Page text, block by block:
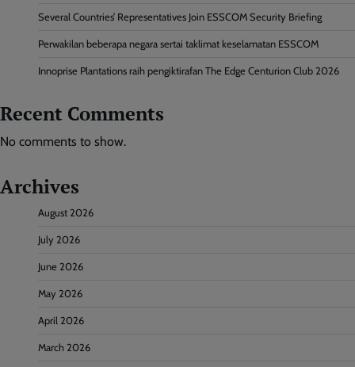
Several Countries’ Representatives Join ESSCOM Security Briefing
Perwakilan beberapa negara sertai taklimat keselamatan ESSCOM
Innoprise Plantations raih pengiktirafan The Edge Centurion Club 2026
Recent Comments
No comments to show.
Archives
August 2026
July 2026
June 2026
May 2026
April 2026
March 2026